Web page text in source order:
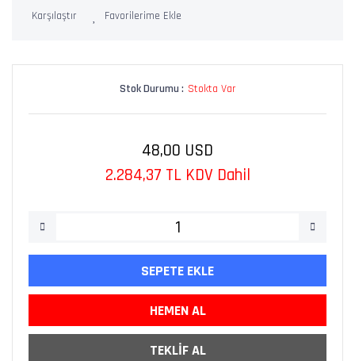
Karşılaştır
Stok Durumu : Stokta Var
48,00 USD
2.284,37 TL KDV Dahil
SEPETE EKLE
HEMEN AL
TEKLİF AL